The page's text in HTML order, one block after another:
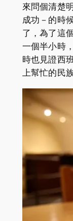
來問個清楚
成功－的時
了，為了這
一個半小時
時也見證西
上幫忙的民族